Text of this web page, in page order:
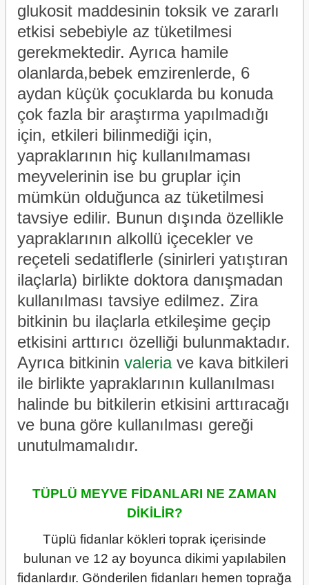
glukosit maddesinin toksik ve zararlı
etkisi sebebiyle az tüketilmesi
gerekmektedir. Ayrıca hamile
olanlarda,bebek emzirenlerde, 6
aydan küçük çocuklarda bu konuda
çok fazla bir araştırma yapılmadığı
için, etkileri bilinmediği için,
yapraklarının hiç kullanılmaması
meyvelerinin ise bu gruplar için
mümkün olduğunca az tüketilmesi
tavsiye edilir. Bunun dışında özellikle
yapraklarının alkollü içecekler ve
reçeteli sedatiflerle (sinirleri yatıştıran
ilaçlarla) birlikte doktora danışmadan
kullanılması tavsiye edilmez. Zira
bitkinin bu ilaçlarla etkileşime geçip
etkisini arttırıcı özelliği bulunmaktadır.
Ayrıca bitkinin valeria ve kava bitkileri
ile birlikte yapraklarının kullanılması
halinde bu bitkilerin etkisini arttıracağı
ve buna göre kullanılması gereği
unutulmamalıdır.
TÜPLÜ MEYVE FİDANLARI NE ZAMAN
DİKİLİR?
Tüplü fidanlar kökleri toprak içerisinde
bulunan ve 12 ay boyunca dikimi yapılabilen
fidanlardır. Gönderilen fidanları hemen toprağa